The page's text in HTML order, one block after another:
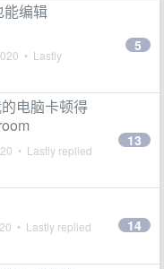
能编辑
• Lastly
5
电脑卡顿得
• Lastly replied
13
• Lastly replied
14